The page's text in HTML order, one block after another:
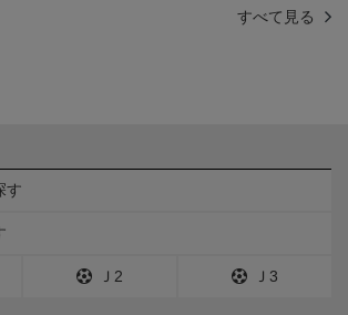
すべて見る
す
Ｊ2 Ｊ3